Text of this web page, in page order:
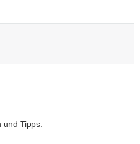
und Tipps.